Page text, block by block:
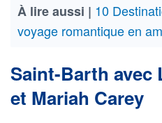
À lire aussi | 10
voyage romantique en
Saint-Barth avec
et Mariah Carey